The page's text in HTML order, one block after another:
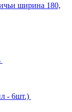
ширина 180,
- 6шт.)